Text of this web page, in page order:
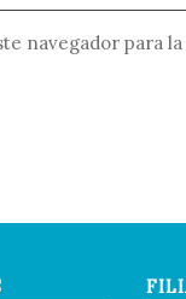
navegador para